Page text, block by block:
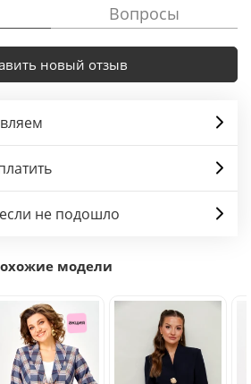
Вопросы
новый отзыв
не подошло
модели